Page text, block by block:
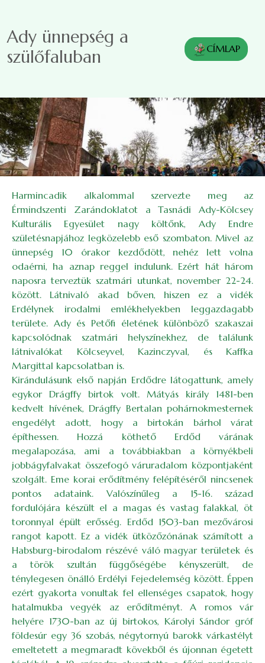
Ady ünnepség a
szülőfaluban
CÍMLAP
Harmincadik alkalommal szervezte meg az
Érmindszenti Zarándoklatot a Tasnádi Ady-Kölcsey
Kulturális Egyesület nagy költőnk, Ady Endre
születésnapjához legközelebb eső szombaton. Mivel az
ünnepség 10 órakor kezdődött, nehéz lett volna
odaérni, ha aznap reggel indulunk. Ezért hát három
naposra terveztük szatmári utunkat, november 22-24.
között. Látnivaló akad bőven, hiszen ez a vidék
Erdélynek irodalmi emlékhelyekben leggazdagabb
területe. Ady és Petőfi életének különböző szakaszai
kapcsolódnak szatmári helyszínekhez, de találunk
látnivalókat Kölcseyvel, Kazinczyval, és Kaffka
Margittal kapcsolatban is.
Kirándulásunk első napján Erdődre látogattunk, amely
egykor Drágffy birtok volt. Mátyás király 1481-ben
kedvelt hívének, Drágffy Bertalan pohárnokmesternek
engedélyt adott, hogy a birtokán bárhol várat
építhessen. Hozzá köthető Erdőd várának
megalapozása, ami a továbbiakban a környékbeli
jobbágyfalvakat összefogó váruradalom központjaként
szolgált. Eme korai erődítmény felépítéséről nincsenek
pontos adataink. Valószínűleg a 15-16. század
fordulójára készült el a magas és vastag falakkal, öt
toronnyal épült erősség. Erdőd 1503-ban mezővárosi
rangot kapott. Ez a vidék ütközőzónának számított a
Habsburg-birodalom részévé váló magyar területek és
a török szultán függőségébe kényszerült, de
ténylegesen önálló Erdélyi Fejedelemség között. Éppen
ezért gyakorta vonultak fel ellenséges csapatok, hogy
hatalmukba vegyék az erődítményt. A romos vár
helyére 1730-ban az új birtokos, Károlyi Sándor gróf
földesúr egy 36 szobás, négytornyú barokk várkastélyt
emeltetett a megmaradt kövekből és újonnan égetett